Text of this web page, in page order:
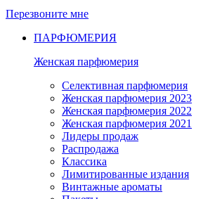
Перезвоните мне
ПАРФЮМЕРИЯ
Женская парфюмерия
Селективная парфюмерия
Женская парфюмерия 2023
Женская парфюмерия 2022
Женская парфюмерия 2021
Лидеры продаж
Распродажа
Классика
Лимитированные издания
Винтажные ароматы